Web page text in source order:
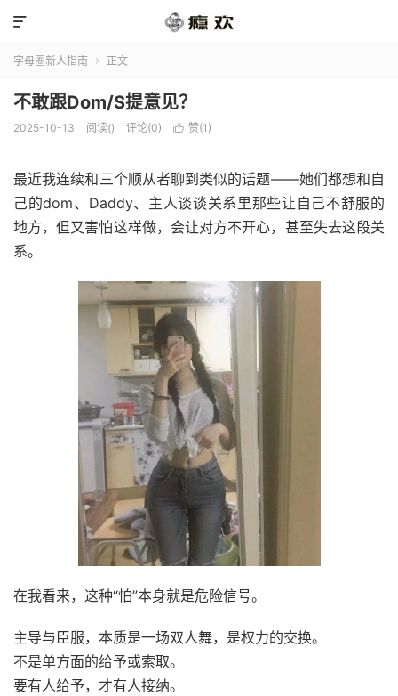

字母圈新人指南  正文
不敢跟Dom/S提意见？
2025-10-13 阅读() 评论(0)  赞(1 )
最近我连续和三个顺从者聊到类似的话题——她们都想和自
己的dom、Daddy、主人谈谈关系里那些让自己不舒服的
地方，但又害怕这样做，会让对方不开心，甚至失去这段关
系。
在我看来，这种“怕”本身就是危险信号。
主导与臣服，本质是一场双人舞，是权力的交换。
不是单方面的给予或索取。
要有人给予，才有人接纳。